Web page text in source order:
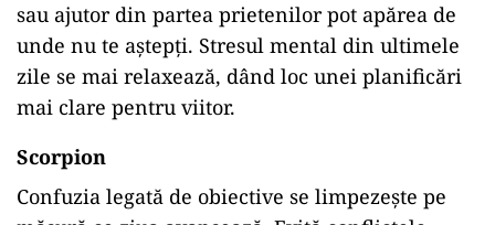
sau ajutor din partea prietenilor pot apărea de
unde nu te aștepți. Stresul mental din ultimele
zile se mai relaxează, dând loc unei planificări
mai clare pentru viitor.
Scorpion
Confuzia legată de obiective se limpezește pe